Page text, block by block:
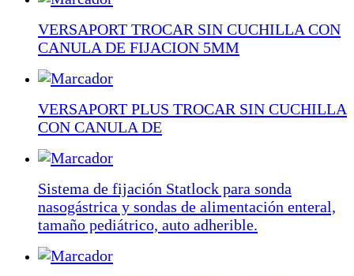
VERSAPORT TROCAR SIN CUCHILLA CON
CANULA DE FIJACION 5MM
VERSAPORT PLUS TROCAR SIN CUCHILLA
CON CANULA DE
Sistema de fijación Statlock para sonda
nasogástrica y sondas de alimentación enteral,
tamaño pediátrico, auto adherible.